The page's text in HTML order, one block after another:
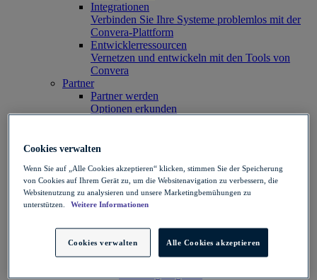
Integrationen
Verbinden Sie Ihre Systeme problemlos mit der
Convera-Plattform
Entwicklerressourcen
Vernetzen und entwickeln mit den Tools von
Convera
Partner
Partner werden
Optionen erkunden
Bildungsagenturen
fördern
Vermittlungspartner
Ihre Kunden bei Risikomanagement, Zahlungen
und mehr unterstützen
Erfolgsgeschichten unserer Kunden
Kundenergebnisse anzeigen
Cookies verwalten
Wenn Sie auf „Alle Cookies akzeptieren“ klicken, stimmen Sie der Speicherung
von Cookies auf Ihrem Gerät zu, um die Websitenavigation zu verbessern, die
Websitenutzung zu analysieren und unsere Marketingbemühungen zu
unterstützen.
Weitere Informationen
Cookies verwalten Alle Cookies akzeptieren